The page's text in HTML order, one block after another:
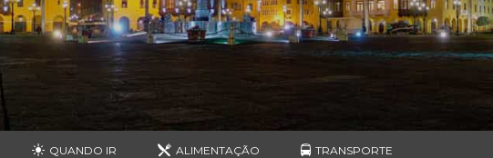
QUANDO IR ALIMENTAÇÃO TRANSPORTE